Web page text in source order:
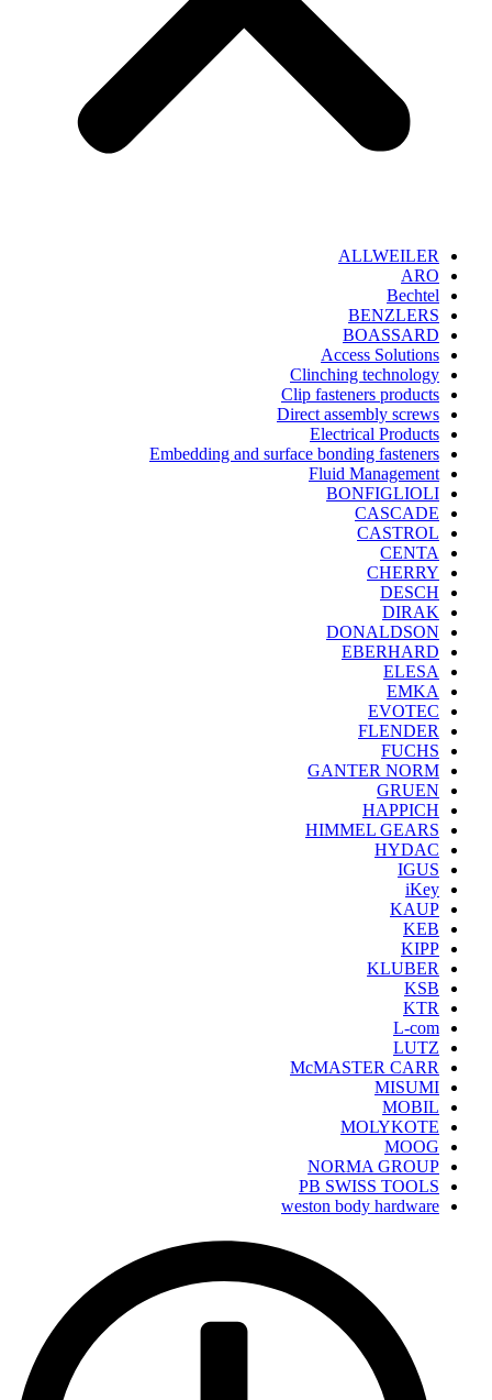
ALLWEILER
ARO
Bechtel
BENZLERS
BOASSARD
Access Solutions
Clinching technology
Clip fasteners products
Direct assembly screws
Electrical Products
Embedding and surface bonding fasteners
Fluid Management
BONFIGLIOLI
CASCADE
CASTROL
CENTA
CHERRY
DESCH
DIRAK
DONALDSON
EBERHARD
ELESA
EMKA
EVOTEC
FLENDER
FUCHS
GANTER NORM
GRUEN
HAPPICH
HIMMEL GEARS
HYDAC
IGUS
iKey
KAUP
KEB
KIPP
KLUBER
KSB
KTR
L-com
LUTZ
McMASTER CARR
MISUMI
MOBIL
MOLYKOTE
MOOG
NORMA GROUP
PB SWISS TOOLS
weston body hardware